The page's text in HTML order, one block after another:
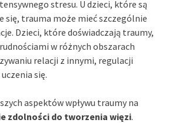
stresu. U dzieci, które są
się, trauma może mieć szczególnie
Dzieci, które doświadczają traumy,
w różnych obszarach
relacji z innymi, regulacji
się.
aspektów wpływu traumy na
zdolności do tworzenia więzi.